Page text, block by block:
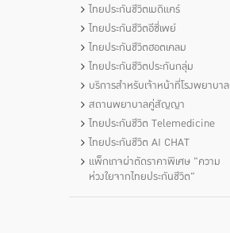
ไทยประกันชีวิตเมดิแคร์
ไทยประกันชีวิตอีซี่เพย์
ไทยประกันชีวิตฮอตเคลม
ไทยประกันชีวิตประกันกลุ่ม
บริการสำหรับเจ้าหน้าที่โรงพยาบาล
สถานพยาบาลคู่สัญญา
ไทยประกันชีวิต Telemedicine
ไทยประกันชีวิต AI CHAT
แพ็กเกจผ่าตัดราคาพิเศษ "ความ
ห่วงใยจากไทยประกันชีวิต"